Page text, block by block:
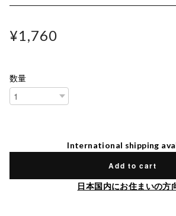
¥1,760
数量
International shipping
Add to cart
日本国内にお住まいの方